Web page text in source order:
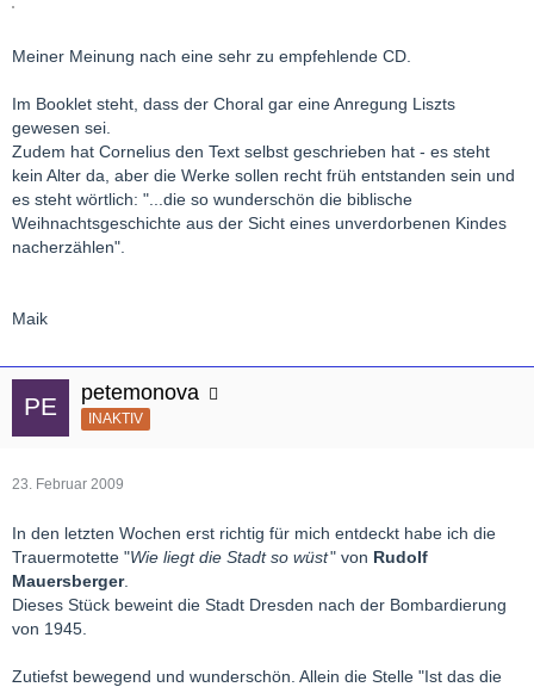
Meiner Meinung nach eine sehr zu empfehlende CD.
Im Booklet steht, dass der Choral gar eine Anregung Liszts
gewesen sei.
Zudem hat Cornelius den Text selbst geschrieben hat - es steht
kein Alter da, aber die Werke sollen recht früh entstanden sein und
es steht wörtlich: "...die so wunderschön die biblische
Weihnachtsgeschichte aus der Sicht eines unverdorbenen Kindes
nacherzählen".
Maik
petemonova
INAKTIV
23. Februar 2009
In den letzten Wochen erst richtig für mich entdeckt habe ich die
Trauermotette "Wie liegt die Stadt so wüst" von Rudolf
Mauersberger.
Dieses Stück beweint die Stadt Dresden nach der Bombardierung
von 1945.
Zutiefst bewegend und wunderschön. Allein die Stelle "Ist das die